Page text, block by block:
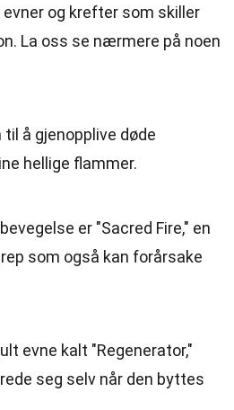
evner og krefter som skiller
La oss se nærmere på noen
til å gjenopplive døde
hellige flammer.
er "Sacred Fire," en
som også kan forårsake
evne kalt "Regenerator,"
seg selv når den byttes